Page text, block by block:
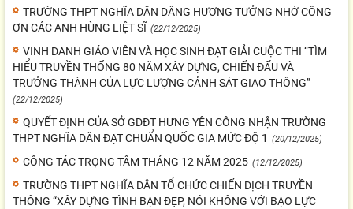
TRƯỜNG THPT NGHĨA DÂN DÂNG HƯƠNG TƯỞNG NHỚ CÔNG
ƠN CÁC ANH HÙNG LIỆT SĨ (22/12/2025)
VINH DANH GIÁO VIÊN VÀ HỌC SINH ĐẠT GIẢI CUỘC THI “TÌM
HIỂU TRUYỀN THỐNG 80 NĂM XÂY DỰNG, CHIẾN ĐẤU VÀ
TRƯỞNG THÀNH CỦA LỰC LƯỢNG CẢNH SÁT GIAO THÔNG”
(22/12/2025)
QUYẾT ĐỊNH CỦA SỞ GDĐT HƯNG YÊN CÔNG NHẬN TRƯỜNG
THPT NGHĨA DÂN ĐẠT CHUẨN QUỐC GIA MỨC ĐỘ 1
(20/12/2025)
CÔNG TÁC TRỌNG TÂM THÁNG 12 NĂM 2025 (12/12/2025)
TRƯỜNG THPT NGHĨA DÂN TỔ CHỨC CHIẾN DỊCH TRUYỀN
THÔNG “XÂY DỰNG TÌNH BẠN ĐẸP, NÓI KHÔNG VỚI BẠO LỰC